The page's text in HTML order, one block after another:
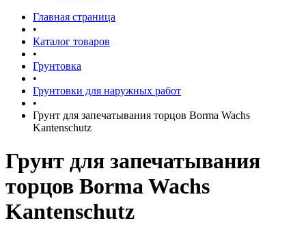
Главная страница
•
Каталог товаров
•
Грунтовка
•
Грунтовки для наружных работ
•
Грунт для запечатывания торцов Borma Wachs
Kantenschutz
Грунт для запечатывания
торцов Borma Wachs
Kantenschutz